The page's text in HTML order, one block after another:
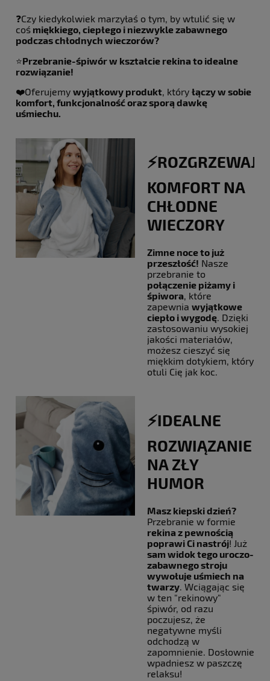
❓Czy kiedykolwiek marzyłaś o tym, by wtulić się w
coś miękkiego, ciepłego i niezwykle zabawnego
podczas chłodnych wieczorów?
⭐️Przebranie-śpiwór w kształcie rekina to idealne
rozwiązanie!
❤️‍Oferujemy wyjątkowy produkt, który łączy w sobie
komfort, funkcjonalność oraz sporą dawkę
uśmiechu.
KOMFORT NA
CHŁODNE
WIECZORY
Zimne noce to już
przeszłość! Nasze
przebranie to
połączenie piżamy i
śpiwora, które
zapewnia wyjątkowe
ciepło i wygodę. Dzięki
zastosowaniu wysokiej
jakości materiałów,
możesz cieszyć się
miękkim dotykiem, który
otuli Cię jak koc.
⚡️IDEALNE
ROZWIĄZANIE
NA ZŁY
HUMOR
Masz kiepski dzień?
Przebranie w formie
rekina z pewnością
poprawi Ci nastrój! Już
sam widok tego uroczo-
zabawnego stroju
wywołuje uśmiech na
twarzy . Wciągając się
w ten "rekinowy"
śpiwór, od razu
poczujesz, że
negatywne myśli
odchodzą w
zapomnienie. Dosłownie
wpadniesz w paszczę
relaksu!